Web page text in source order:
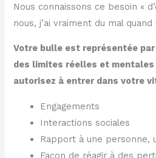
Nous connaissons ce besoin «
nous, j’ai vraiment du mal
Votre bulle est représentée
des limites réelles et mentales
autorisez à entrer dans votre
Engagements
Interactions sociales
Rapport à une personne,
Façon de réagir à des